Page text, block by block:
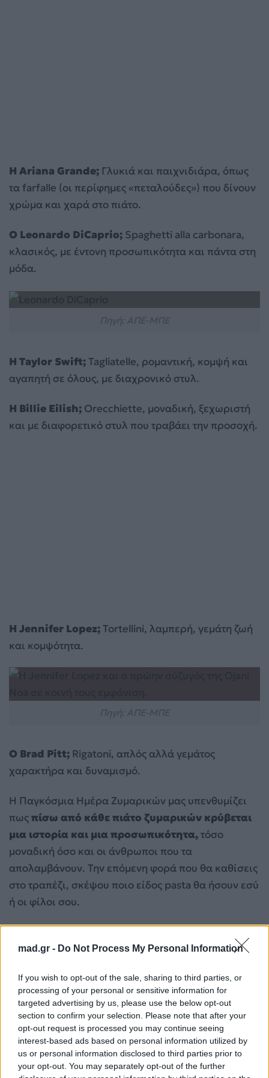
mad.gr - Do Not Process My Personal Information
If you wish to opt-out of the sale, sharing to third parties, or
processing of your personal or sensitive information for
targeted advertising by us, please use the below opt-out
section to confirm your selection. Please note that after your
opt-out request is processed you may continue seeing
interest-based ads based on personal information utilized by
us or personal information disclosed to third parties prior to
your opt-out. You may separately opt-out of the further
Η Ariana Grande; Γλυκιά και παιχνιδιάρα, όπως
τα farfalle (οι περίφημες «πεταλούδες») που δίνουν
χρώμα και χαρά στο πιάτο.
Ο Leonardo DiCaprio; Spaghetti alla carbonara,
κλασικός, με έντονη προσωπικότητα και πάντα στη
μόδα.
Η Taylor Swift;Tagliatelle, ρομαντική, κομψή και
αγαπητή σε όλους, με διαχρονικό στυλ.
Η Billie Eilish; Orecchiette, μοναδική, ξεχωριστή
και με διαφορετικό στυλ που τραβάει την προσοχή.
Η Jennifer Lopez;Tortellini, λαμπερή, γεμάτη ζωή
και κομψότητα.
Ο Brad Pitt; Rigatoni, απλός αλλά γεμάτος
χαρακτήρα και δυναμισμό.
Η Παγκόσμια Ημέρα Ζυμαρικών μας υπενθυμίζει
πωςπίσω από κάθε πιάτο ζυμαρικών κρύβεται
μια ιστορία και μια προσωπικότητα,τόσο
μοναδική όσο και οι άνθρωποι που τα
απολαμβάνουν. Την επόμενη φορά που θα καθίσεις
στο τραπέζι, σκέψου ποιο είδος pasta θα ήσουν εσύ
ή οι φίλοι σου.
Πώς τα Social Media ωθούν σε